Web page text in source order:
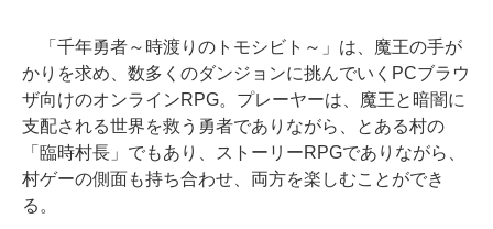
「千年勇者～時渡りのトモシビト～」は、魔王の手が
かりを求め、数多くのダンジョンに挑んでいくPCブラウ
ザ向けのオンラインRPG。プレーヤーは、魔王と暗闇に
支配される世界を救う勇者でありながら、とある村の
「臨時村長」でもあり、ストーリーRPGでありながら、
村ゲーの側面も持ち合わせ、両方を楽しむことができ
る。